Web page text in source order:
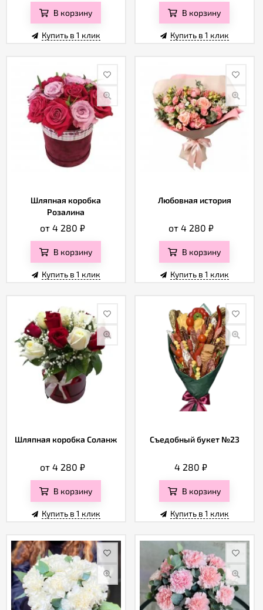
В корзину
Купить в 1 клик
В корзину
Купить в 1 клик
Шляпная коробка
Розалина
от 4 280 ₽
В корзину
Купить в 1 клик
Любовная история
от 4 280 ₽
В корзину
Купить в 1 клик
Шляпная коробка Соланж
от 4 280 ₽
В корзину
Купить в 1 клик
Съедобный букет №23
4 280₽
В корзину
Купить в 1 клик